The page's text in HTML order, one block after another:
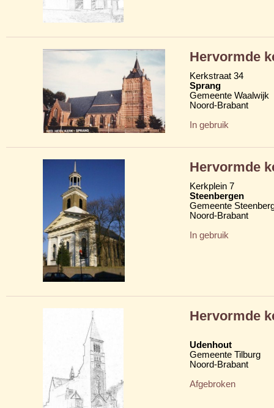
Hervormde
Kerkstraat 34
Sprang
Gemeente Waalwijk
Noord-Brabant
In gebruik
Hervormde
Kerkplein 7
Steenbergen
Gemeente
Noord-Brabant
In gebruik
Hervormde
Udenhout
Gemeente Tilburg
Noord-Brabant
Afgebroken